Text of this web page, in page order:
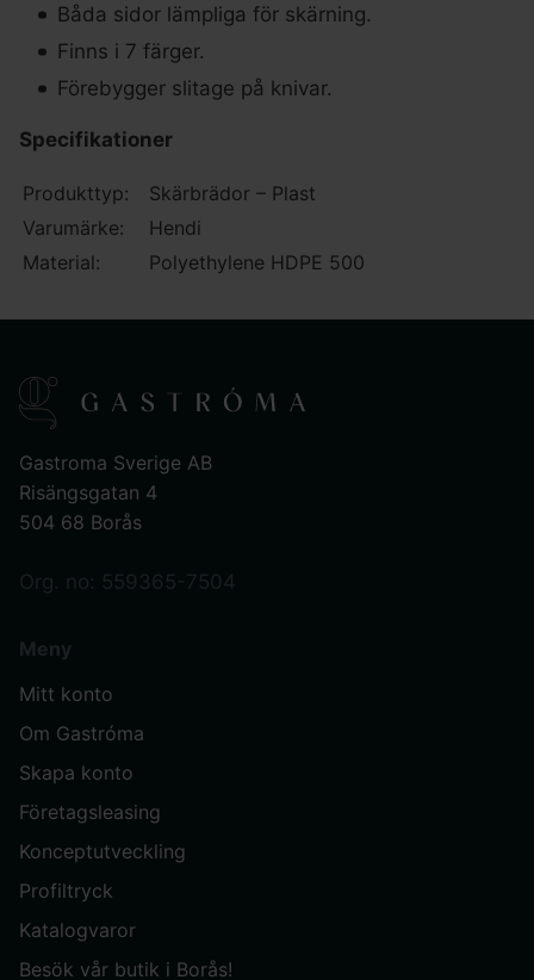
Båda sidor lämpliga för skärning.
Finns i 7 färger.
Förebygger slitage på knivar.
Specifikationer
Produkttyp:
Skärbrädor – Plast
Varumärke:
Hendi
Material:
Polyethylene HDPE 500
Gastroma Sverige AB
Risängsgatan 4
504 68 Borås
Org. no: 559365-7504
Meny
Mitt konto
Om Gastróma
Skapa konto
Företagsleasing
Konceptutveckling
Profiltryck
Katalogvaror
Besök vår butik i Borås!